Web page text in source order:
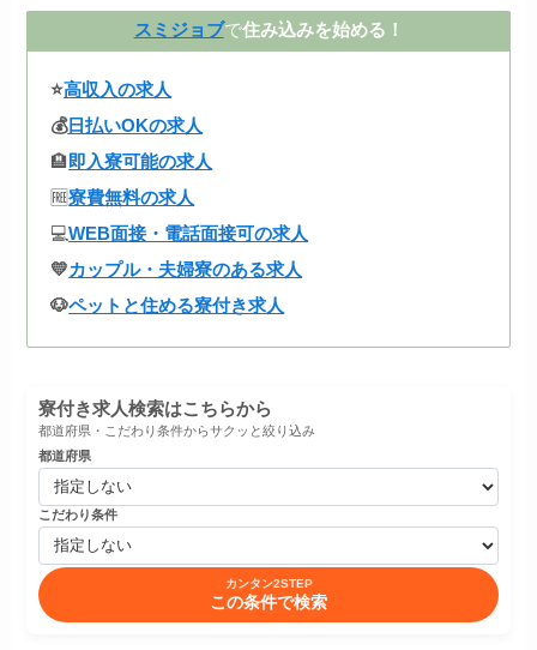
スミジョブで住み込みを始める！
⭐高収入の求人
💰日払いOKの求人
🏨即入寮可能の求人
🆓寮費無料の求人
💻WEB面接・電話面接可の求人
💛カップル・夫婦寮のある求人
🐶ペットと住める寮付き求人
寮付き求人検索はこちらから
都道府県・こだわり条件からサクッと絞り込み
都道府県
こだわり条件
カンタン2STEP
この条件で検索